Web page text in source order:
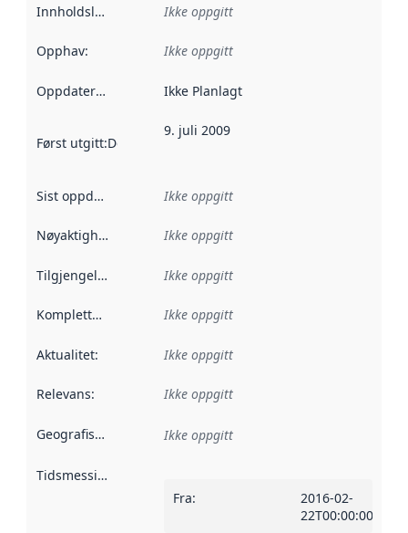
Innholdsleverandører :
Ikke oppgitt
Opphav: Ikke oppgitt
Oppdateringsfrekvens :
Ikke Planlagt
Først utgitt:Denne datoen sier når dataene i dette
9. juli 2009
Sist oppdatert Ikke oppgitt
Nøyaktighet Ikke oppgitt
Tilgjengelighet Ikke oppgitt
Kompletthet Ikke oppgitt
Aktualitet: Ikke oppgitt
Relevans: Ikke oppgitt
Geografisk avgrensning :
Ikke oppgitt
Tidsmessig avgrensning
Fra:
2016-02-
22T00:00:00Z